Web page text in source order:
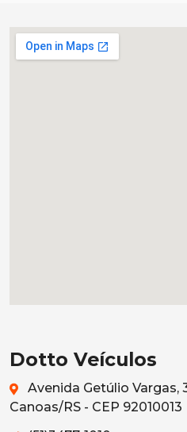
Dotto Veículos
Avenida Getúlio Vargas,
Canoas/RS - CEP 92010013